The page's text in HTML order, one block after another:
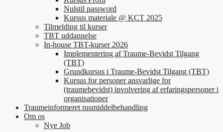
Nulstil password
Kursus materiale @ KCT 2025
Tilmelding til kurser
TBT uddannelse
In-house TBT-kurser 2026
Implementering af Traume-Bevidst Tilgang
(TBT)
Grundkursus i Traume-Bevidst Tilgang (TBT)
Kursus for personer ansvarlige for
(traumebevidst) involvering af erfaringspersoner i
organisationer
Traumeinformeret rusmiddelbehandling
Om os
Nye Job